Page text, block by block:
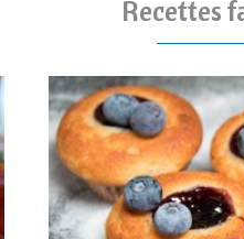
Recettes